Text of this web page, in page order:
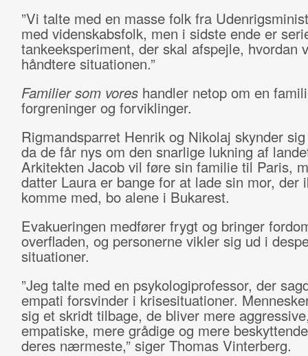
”Vi talte med en masse folk fra
med videnskabsfolk, men i sidste ende er
tankeeksperiment, der skal afspejle, hvordan
håndtere situationen.”
Familier som voreshandler netop om en
forgreninger og forviklinger.
Rigmandsparret Henrik og Nikolaj skynder
da de får nys om den snarlige lukning af
Arkitekten Jacob vil føre sin familie til Paris,
datter Laura er bange for at lade sin mor, der
komme med, bo alene i Bukarest.
Evakueringen medfører frygt og bringer
overfladen, og personerne vikler sig ud i
situationer.
”Jeg talte med en psykologiprofessor, der
empati forsvinder i krisesituationer.
sig et skridt tilbage, de bliver mere
empatiske, mere grådige og mere
deres nærmeste,” siger Thomas Vinterberg.